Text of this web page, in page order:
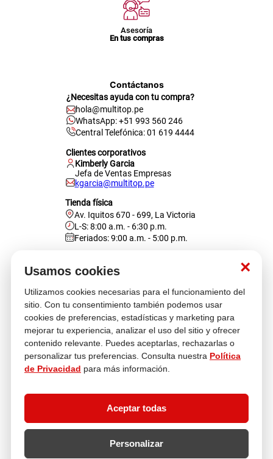
×
Usamos cookies
Utilizamos cookies necesarias para el funcionamiento del
sitio. Con tu consentimiento también podemos usar
cookies de preferencias, estadísticas y marketing para
mejorar tu experiencia, analizar el uso del sitio y ofrecer
contenido relevante. Puedes aceptarlas, rechazarlas o
personalizar tus preferencias. Consulta nuestra Política
de Privacidad para más información.
Aceptar todas
Personalizar
Asesoría
En tus compras
Contáctanos
¿Necesitas ayuda con tu compra?
hola@multitop.pe
WhatsApp: +51 993 560 246
Central Telefónica: 01 619 4444
Clientes corporativos
Kimberly Garcia
Jefa de Ventas Empresas
kgarcia@multitop.pe
Tienda física
Av. Iquitos 670 - 699, La Victoria
L-S: 8:00 a.m. - 6:30 p.m.
Feriados: 9:00 a.m. - 5:00 p.m.
Atención al cliente
Descubre más